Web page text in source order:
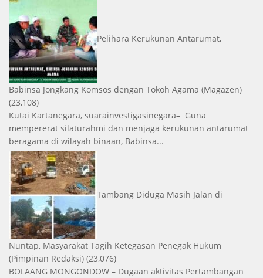
Pelihara Kerukunan Antarumat,
Babinsa Jongkang Komsos dengan Tokoh Agama (Magazen)
(23,108)
Kutai Kartanegara, suarainvestigasinegara– Guna
mempererat silaturahmi dan menjaga kerukunan antarumat
beragama di wilayah binaan, Babinsa...
Tambang Diduga Masih Jalan di
Nuntap, Masyarakat Tagih Ketegasan Penegak Hukum
(Pimpinan Redaksi) (23,076)
BOLAANG MONGONDOW – Dugaan aktivitas Pertambangan